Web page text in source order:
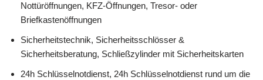
Nottüröffnungen, KFZ-Öffnungen, Tresor- oder
Briefkastenöffnungen
Sicherheitstechnik, Sicherheitsschlösser &
Sicherheitsberatung, Schließzylinder mit Sicherheitskarten
24h Schlüsselnotdienst, 24h Schlüsselnotdienst rund um die